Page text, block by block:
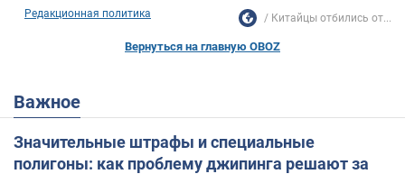
Редакционная политика Китайцы отбились от...
Вернуться на главную OBOZ
Важное
Значительные штрафы и специальные
полигоны: как проблему джипинга решают за